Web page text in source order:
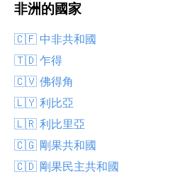
非洲的國家
🇨🇫 中非共和國
🇹🇩 乍得
🇨🇻 佛得角
🇱🇾 利比亞
🇱🇷 利比里亞
🇨🇬 剛果共和國
🇨🇩 剛果民主共和國